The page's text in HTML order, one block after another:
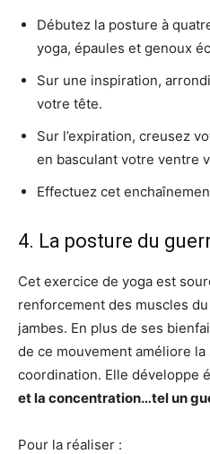
Débutez la posture à
yoga, épaules et genoux
Sur une inspiration,
votre tête.
Sur l’expiration, creusez
en basculant votre ventre
Effectuez cet
4. La posture du
Cet exercice de yoga est
renforcement des muscles
jambes. En plus de ses
de ce mouvement améliore
coordination. Elle développe
et la concentration…tel un
Pour la réaliser :